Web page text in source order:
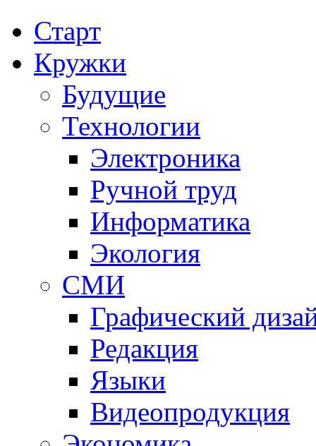
Старт
Кружки
Будущие
Технологии
Электроника
Ручной труд
Информатика
Экология
СМИ
Графический
Редакция
Языки
Видеопродукция